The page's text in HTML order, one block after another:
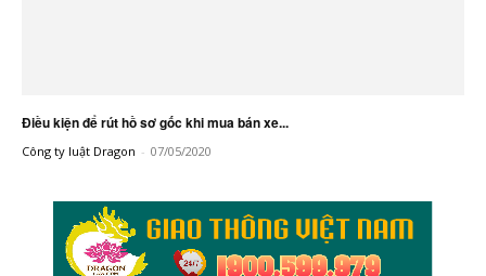
Điều kiện để rút hồ sơ gốc khi mua bán xe...
Công ty luật Dragon - 07/05/2020